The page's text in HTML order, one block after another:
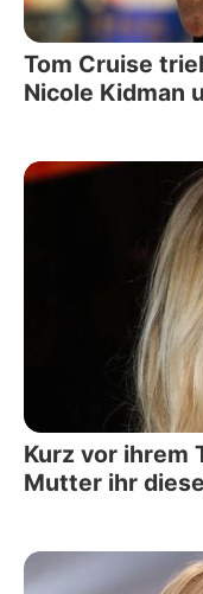
Tom Cruise
Nicole Kidman
Kurz vor ihrem
Mutter ihr